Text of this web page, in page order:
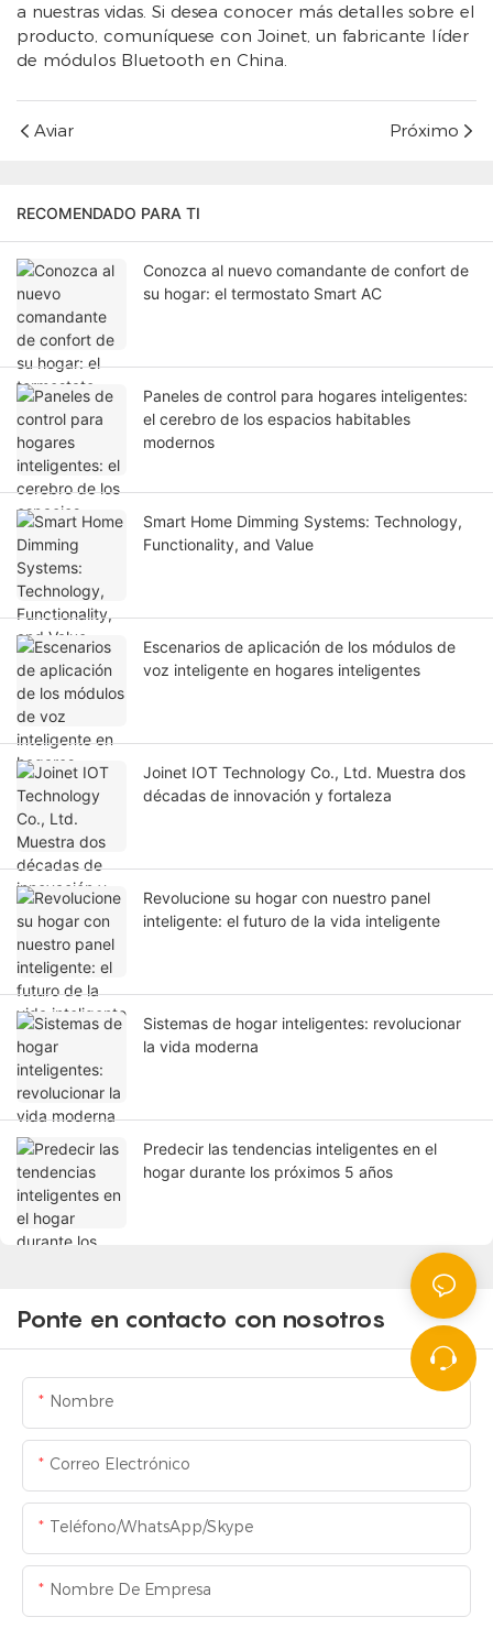
a nuestras vidas. Si desea conocer más detalles sobre el
producto, comuníquese con Joinet, un fabricante líder
de módulos Bluetooth en China.
Aviar Próximo
RECOMENDADO PARA TI
Conozca al nuevo comandante de confort de
su hogar: el termostato Smart AC
Paneles de control para hogares inteligentes:
el cerebro de los espacios habitables
modernos
Smart Home Dimming Systems: Technology,
Functionality, and Value
Escenarios de aplicación de los módulos de
voz inteligente en hogares inteligentes
Joinet IOT Technology Co., Ltd. Muestra dos
décadas de innovación y fortaleza
Revolucione su hogar con nuestro panel
inteligente: el futuro de la vida inteligente
Sistemas de hogar inteligentes: revolucionar
la vida moderna
Predecir las tendencias inteligentes en el
hogar durante los próximos 5 años
Ponte en contacto con nosotros
Nombre
Correo Electrónico
Teléfono/WhatsApp/Skype
Nombre De Empresa